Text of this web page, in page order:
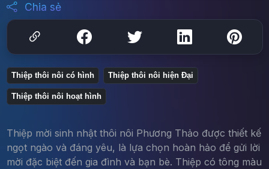
Chia sẻ
Thiệp thôi nôi có hình Thiệp thôi nôi hiện Đại
Thiệp thôi nôi hoạt hình
Thiệp mời sinh nhật thôi nôi Phương Thảo được thiết kế
ngọt ngào và đáng yêu, là lựa chọn hoàn hảo để gửi lời
mời đặc biệt đến gia đình và bạn bè. Thiệp có tông màu